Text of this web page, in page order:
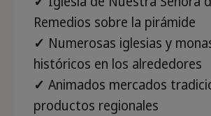
Remedios sobre la pirámide
✓ Numerosas iglesias y
históricos en los alrededores
✓ Animados mercados
productos regionales